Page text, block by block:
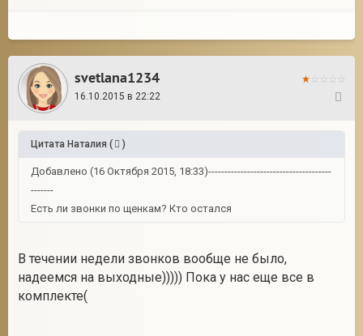
svetlana1234
16.10.2015 в 22:22
Цитата Наталия ( )
Добавлено (16 Октября 2015, 18:33)--------------------------------------
-------
Есть ли звонки по щенкам? Кто остался
В течении недели звонков вообще не было,
надеемся на выходные))))) Пока у нас еще все в
комплекте(